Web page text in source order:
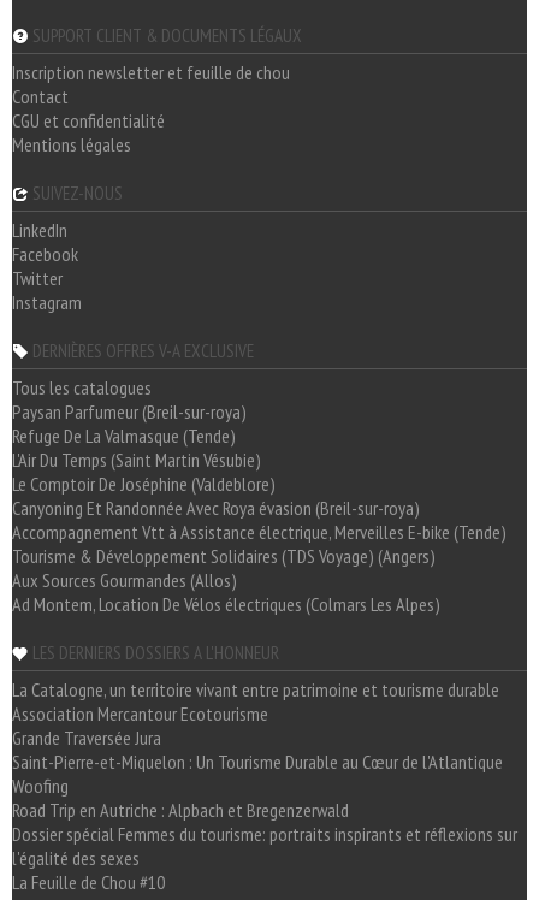
SUPPORT CLIENT & DOCUMENTS LÉGAUX
Inscription newsletter et feuille de chou
Contact
CGU et confidentialité
Mentions légales
SUIVEZ-NOUS
LinkedIn
Facebook
Twitter
Instagram
DERNIÈRES OFFRES V-A EXCLUSIVE
Tous les catalogues
Paysan Parfumeur (Breil-sur-roya)
Refuge De La Valmasque (Tende)
L'Air Du Temps (Saint Martin Vésubie)
Le Comptoir De Joséphine (Valdeblore)
Canyoning Et Randonnée Avec Roya évasion (Breil-sur-roya)
Accompagnement Vtt à Assistance électrique, Merveilles E-bike (Tende)
Tourisme & Développement Solidaires (TDS Voyage) (Angers)
Aux Sources Gourmandes (Allos)
Ad Montem, Location De Vélos électriques (Colmars Les Alpes)
LES DERNIERS DOSSIERS A L'HONNEUR
La Catalogne, un territoire vivant entre patrimoine et tourisme durable
Association Mercantour Ecotourisme
Grande Traversée Jura
Saint-Pierre-et-Miquelon : Un Tourisme Durable au Cœur de l'Atlantique
Woofing
Road Trip en Autriche : Alpbach et Bregenzerwald
Dossier spécial Femmes du tourisme: portraits inspirants et réflexions sur
l'égalité des sexes
La Feuille de Chou #10